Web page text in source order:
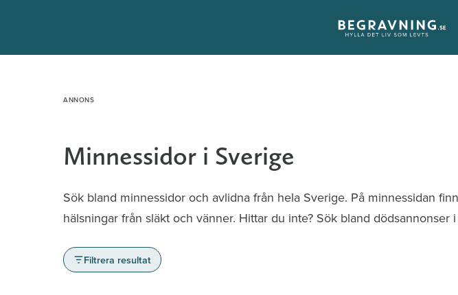
innehåll
Minnessidor i Sverige
Sök bland minnessidor och avlidna från hela Sverige. På minnessidan
hälsningar från släkt och vänner. Hittar du inte? Sök bland
Filtrera resultat